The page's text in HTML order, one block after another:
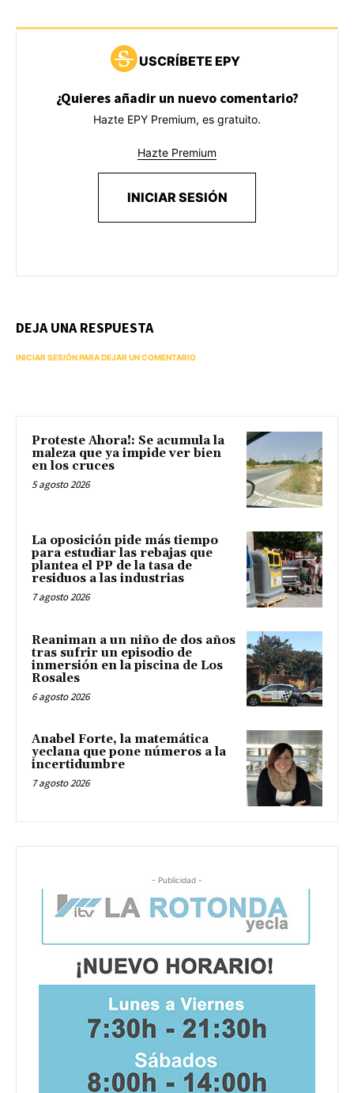
USCRÍBETE EPY
¿Quieres añadir un nuevo comentario?
Hazte EPY Premium, es gratuito.
Hazte Premium
INICIAR SESIÓN
DEJA UNA RESPUESTA
INICIAR SESIÓN PARA DEJAR UN COMENTARIO
Proteste Ahora!: Se acumula la
maleza que ya impide ver bien
en los cruces
5 agosto 2026
La oposición pide más tiempo
para estudiar las rebajas que
plantea el PP de la tasa de
residuos a las industrias
7 agosto 2026
Reaniman a un niño de dos años
tras sufrir un episodio de
inmersión en la piscina de Los
Rosales
6 agosto 2026
Anabel Forte, la matemática
yeclana que pone números a la
incertidumbre
7 agosto 2026
- Publicidad -